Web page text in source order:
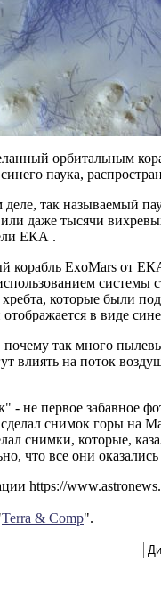
орбитальным
синего паука,
так называемый
или даже тысячи
ЕКА .
корабль ExoMars от
системы
хребта, которые были
в виде
почему так много
влиять на поток
- не первое забавное
снимок горы на
снимки, которые,
что все они
https://
Terra & Comp".